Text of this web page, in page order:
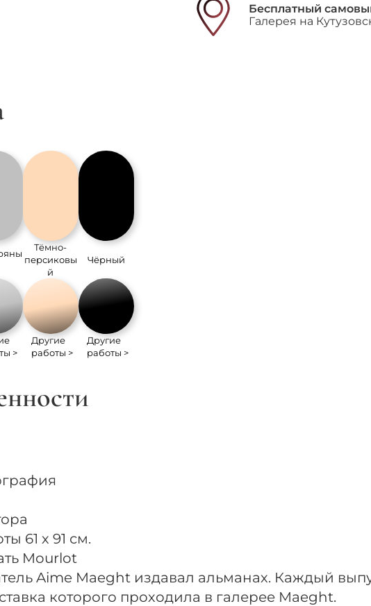
Бесплатный
Галерея на
>
Тёмно-
персиковы
й
Другие
работы >
Чёрный
Другие
работы >
61 х 91 см.
Mourlot
Aime Maeght издавал альманах. Каждый
которого проходила в галерее Maeght.